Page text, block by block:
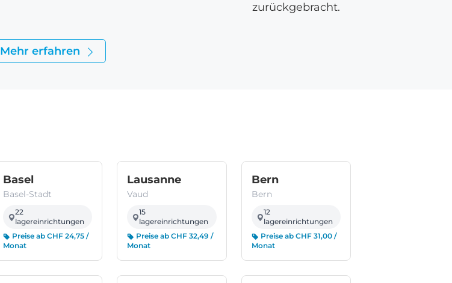
zurückgebracht.
Mehr erfahren
Basel(Basel-Stadt)
Basel-Stadt
22
lagereinrichtungen
Preise ab CHF 24,75 /
Monat
Lausanne(Vaud)
Vaud
15
lagereinrichtungen
Preise ab CHF 32,49 /
Monat
Bern(Bern)
Bern
12
lagereinrichtungen
Preise ab CHF 31,00 /
Monat